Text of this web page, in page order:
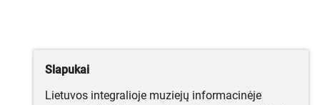
Slapukai
Lietuvos integralioje muziejų informacinėje